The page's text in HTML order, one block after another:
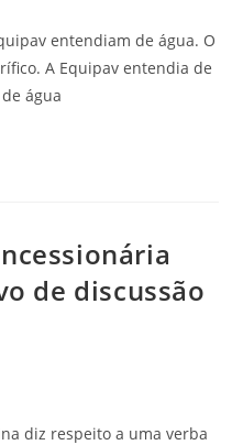
entendiam de água. O
A Equipav entendia de
água
de discussão
diz respeito a uma verba